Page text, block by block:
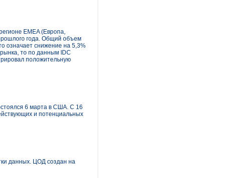
EMEA (Европа,
года. Общий объем
означает снижение на 5,3%
рынка, то по данным IDC
положительную
6 марта в США. С 16
и потенциальных
данных. ЦОД создан на